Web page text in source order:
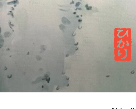
Zum
Inhalt
springen